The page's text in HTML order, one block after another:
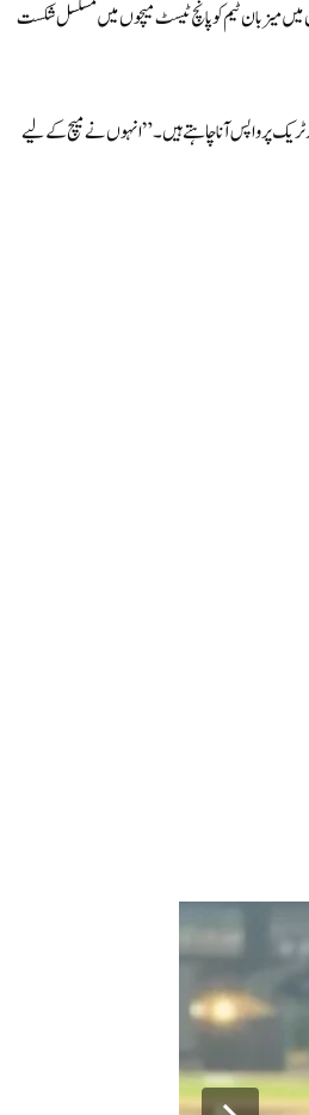
میں میزبان ٹیم کو پانچ ٹیسٹ میچوں میں مسلسل شکست
ٹریک پر واپس آنا چاہتے ہیں۔” انہوں نے میچ کے لیے